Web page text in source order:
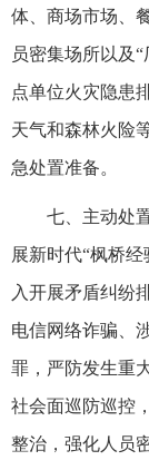
体、商场市场、
员密集场所以及
点单位火灾隐患
天气和森林火险
急处置准备。
七、主动处
展新时代“枫桥
入开展矛盾纠纷
电信网络诈骗、
罪，严防发生重
社会面巡防巡控
整治，强化人员